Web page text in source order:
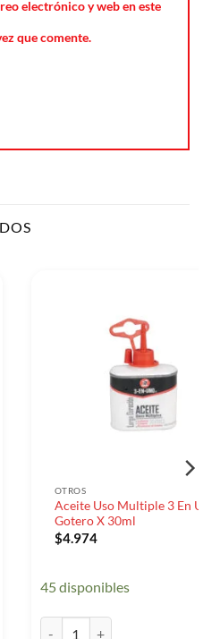
electrónico y web en este
que comente.
OTROS
Aceite Uso Multiple 3 En
Gotero X 30ml
$4.974
45 disponibles